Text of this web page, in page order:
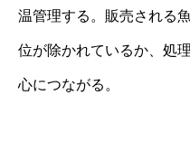
温管理する。販売される
位が除かれているか、処
心につながる。